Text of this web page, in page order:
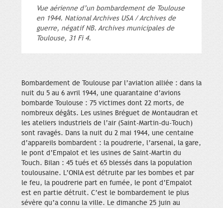
Vue aérienne d’un bombardement de Toulouse
en 1944. National Archives USA / Archives de
guerre, négatif NB. Archives municipales de
Toulouse, 31 Fi 4.
Bombardement de Toulouse par l’aviation alliée : dans la
nuit du 5 au 6 avril 1944, une quarantaine d’avions
bombarde Toulouse : 75 victimes dont 22 morts, de
nombreux dégâts. Les usines Bréguet de Montaudran et
les ateliers industriels de l’air (Saint-Martin-du-Touch)
sont ravagés. Dans la nuit du 2 mai 1944, une centaine
d’appareils bombardent : la poudrerie, l’arsenal, la gare,
le pont d’Empalot et les usines de Saint-Martin du
Touch. Bilan : 45 tués et 65 blessés dans la population
toulousaine. L’ONIA est détruite par les bombes et par
le feu, la poudrerie part en fumée, le pont d’Empalot
est en partie détruit. C’est le bombardement le plus
sévère qu’a connu la ville. Le dimanche 25 juin au